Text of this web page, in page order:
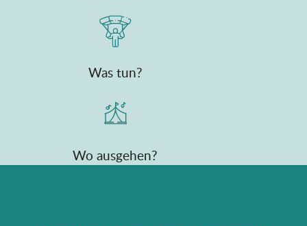
Was tun?
Wo ausgehen?